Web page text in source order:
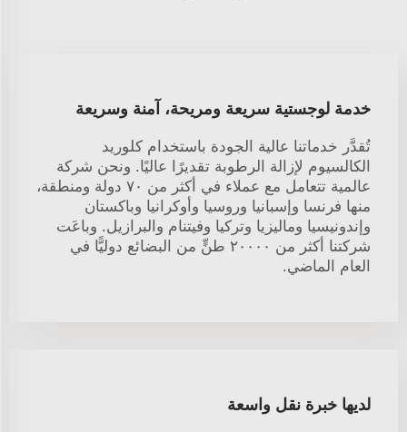
خدمة لوجستية سريعة ومريحة، آمنة وسريعة
تُقدَّر خدماتنا عالية الجودة باستخدام كلوريد
الكالسيوم لإزالة الرطوبة تقديرًا عاليًا. ونحن شركة
عالمية تتعامل مع عملاء في أكثر من ٧٠ دولة ومنطقة،
منها فرنسا وإسبانيا وروسيا وأوكرانيا وباكستان
وإندونيسيا وماليزيا وتركيا وفيتنام والبرازيل. وباعَت
شركتنا أكثر من ٢٠٠٠٠ طنٍّ من البضائع دوليًّا في
العام الماضي.
لديها خبرة نقل واسعة